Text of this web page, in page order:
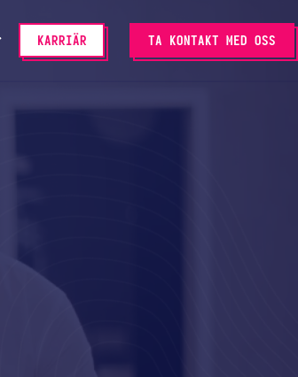
KARRIÄR TA KONTAKT MED OSS